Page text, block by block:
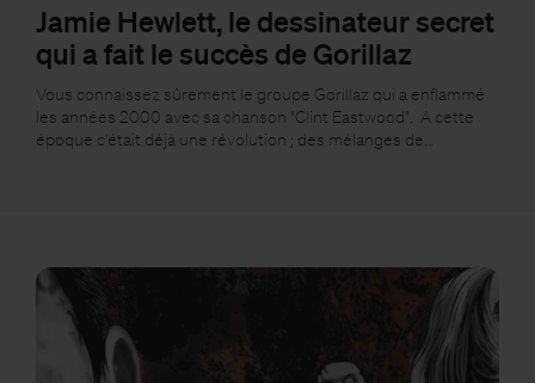
Jamie Hewlett, le dessinateur secret
qui a fait le succès de Gorillaz
Vous connaissez sûrement le groupe Gorillaz qui a enflammé
les années 2000 avec sa chanson "Clint Eastwood". A cette
époque c'était déjà une révolution ; des mélanges de…